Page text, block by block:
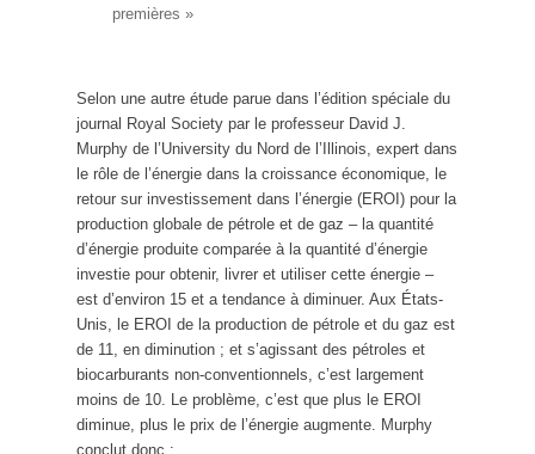
premières »
Selon une autre étude parue dans l’édition spéciale du
journal Royal Society par le professeur David J.
Murphy de l’University du Nord de l’Illinois, expert dans
le rôle de l’énergie dans la croissance économique, le
retour sur investissement dans l’énergie (EROI) pour la
production globale de pétrole et de gaz – la quantité
d’énergie produite comparée à la quantité d’énergie
investie pour obtenir, livrer et utiliser cette énergie –
est d’environ 15 et a tendance à diminuer. Aux États-
Unis, le EROI de la production de pétrole et du gaz est
de 11, en diminution ; et s’agissant des pétroles et
biocarburants non-conventionnels, c’est largement
moins de 10. Le problème, c’est que plus le EROI
diminue, plus le prix de l’énergie augmente. Murphy
conclut donc :